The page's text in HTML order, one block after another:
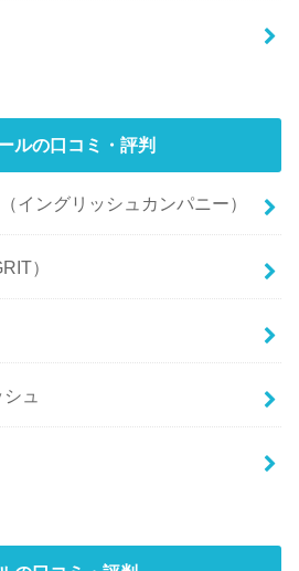
ルの口コミ・評判
イングリッシュカンパニー）
）
ュ